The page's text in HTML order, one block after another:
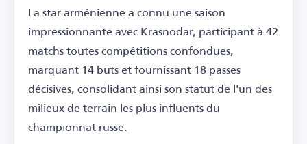
La star arménienne a connu une saison
impressionnante avec Krasnodar, participant à 42
matchs toutes compétitions confondues,
marquant 14 buts et fournissant 18 passes
décisives, consolidant ainsi son statut de l'un des
milieux de terrain les plus influents du
championnat russe.